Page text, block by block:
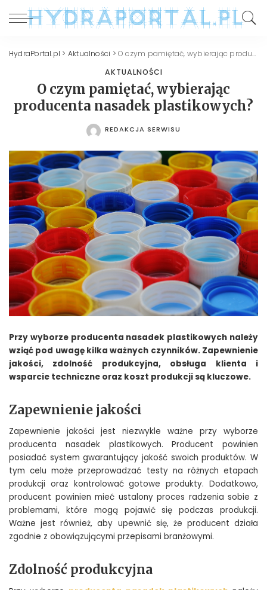
HydraPortal.pl > Aktualności >O czym pamiętać, wybierając producenta nasadek plastikowych?
AKTUALNOŚCI
O czym pamiętać, wybierając
producenta nasadek plastikowych?
POSTED
REDAKCJA SERWISU
Przy wyborze producenta nasadek plastikowych należy
wziąć pod uwagę kilka ważnych czynników. Zapewnienie
jakości, zdolność produkcyjna, obsługa klienta i
wsparcie techniczne oraz koszt produkcji są kluczowe.
Zapewnienie jakości
Zapewnienie jakości jest niezwykle ważne przy wyborze
producenta nasadek plastikowych. Producent powinien
posiadać system gwarantujący jakość swoich produktów. W
tym celu może przeprowadzać testy na różnych etapach
produkcji oraz kontrolować gotowe produkty. Dodatkowo,
producent powinien mieć ustalony proces radzenia sobie z
problemami, które mogą pojawić się podczas produkcji.
Ważne jest również, aby upewnić się, że producent działa
zgodnie z obowiązującymi przepisami branżowymi.
Zdolność produkcyjna